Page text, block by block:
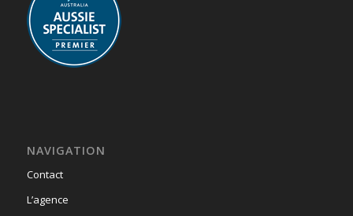
NAVIGATION
Contact
L’agence